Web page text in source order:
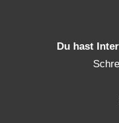
Du hast